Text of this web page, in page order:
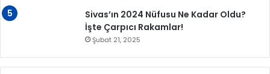
Sivas’ın 2024 Nüfusu Ne Kadar Oldu?
İşte Çarpıcı Rakamlar!
Şubat 21, 2025